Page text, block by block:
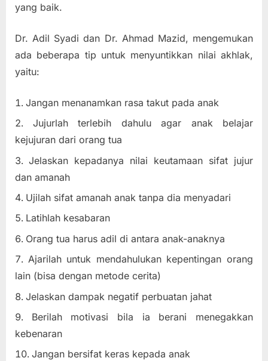
yang baik.
Dr. Adil Syadi dan Dr. Ahmad Mazid, mengemukan
ada beberapa tip untuk menyuntikkan nilai akhlak,
yaitu:
Jangan menanamkan rasa takut pada anak
Jujurlah terlebih dahulu agar anak belajar
kejujuran dari orang tua
Jelaskan kepadanya nilai keutamaan sifat jujur
dan amanah
Ujilah sifat amanah anak tanpa dia menyadari
Latihlah kesabaran
Orang tua harus adil di antara anak-anaknya
Ajarilah untuk mendahulukan kepentingan orang
lain (bisa dengan metode cerita)
Jelaskan dampak negatif perbuatan jahat
Berilah motivasi bila ia berani menegakkan
kebenaran
Jangan bersifat keras kepada anak